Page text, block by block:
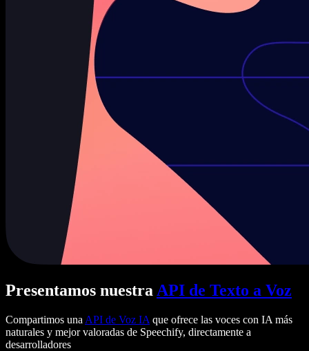
Presentamos nuestra API de Texto a Voz
Compartimos una API de Voz IA que ofrece las voces con IA más
naturales y mejor valoradas de Speechify, directamente a
desarrolladores